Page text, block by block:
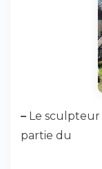
– Le sculpteur
partie du